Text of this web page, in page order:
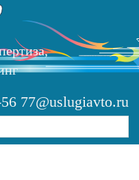
77@uslugiavto.ru